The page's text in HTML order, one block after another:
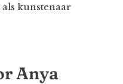
kunstenaar
Anya